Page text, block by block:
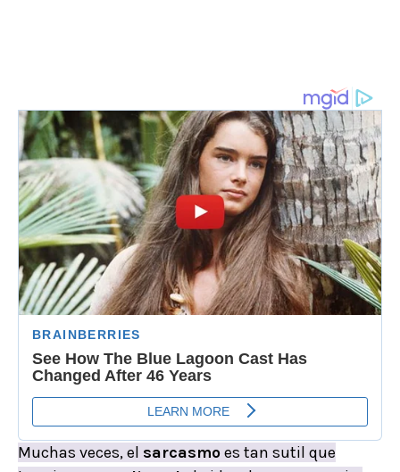
Muchas veces, el sarcasmoes tan sutil que